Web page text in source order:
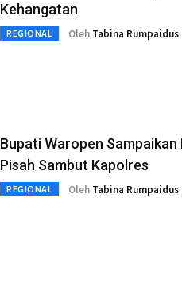
Kehangatan
REGIONAL Oleh Tabina Rumpaidus
Bupati Waropen
Pisah Sambut Kapolres
REGIONAL Oleh Tabina Rumpaidus